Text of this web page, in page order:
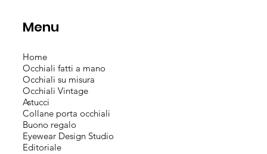
Menu
Home
Occhiali fatti a mano
Occhiali su misura
Occhiali Vintage
Astucci
Collane porta occhiali
Buono regalo
Eyewear Design Studio
Editoriale